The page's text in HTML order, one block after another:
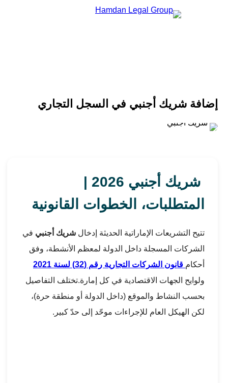
إضافة شريك أجنبي في السجل التجاري
شريك أجنبي 2026 |
المتطلبات، الخطوات القانونية
تتيح التشريعات الإماراتية الحديثة إدخال شريك أجنبي في
الشركات المسجلة داخل الدولة لمعظم الأنشطة، وفق
أحكام قانون الشركات التجارية رقم (32) لسنة 2021
ولوايح الجهات الاقتصادية في كل إمارة.تختلف التفاصيل
بحسب النشاط والموقع (داخل الدولة أو منطقة حرة)،
لكن الهيكل العام للإجراءات موحّد إلى حدّ كبير.